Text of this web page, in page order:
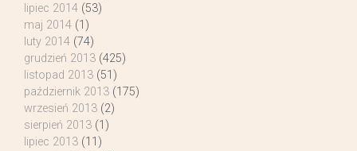
lipiec 2014 (53)
maj 2014 (1)
luty 2014 (74)
grudzień 2013 (425)
listopad 2013 (51)
październik 2013 (175)
wrzesień 2013 (2)
sierpień 2013 (1)
lipiec 2013 (11)